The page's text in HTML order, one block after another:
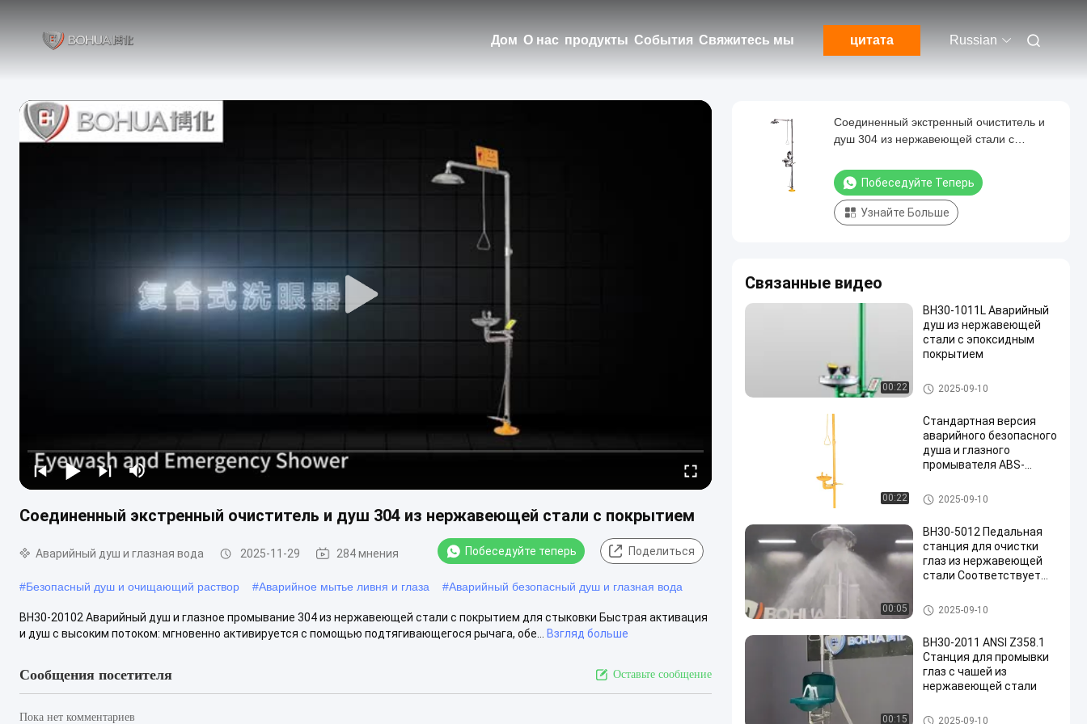
Дом О нас продукты События Свяжитесь мы цитата Russian
Соединенный экстренный очиститель и душ 304 из нержавеющей стали с покрытием
Аварийный душ и глазная вода 2025-11-29 284 мнения Побеседуйте теперь Поделиться
#Безопасный душ и очищающий раствор #Аварийное мытье ливня и глаза #Аварийный безопасный душ и глазная вода
BH30-20102 Аварийный душ и глазное промывание 304 из нержавеющей стали с покрытием для стыковки Быстрая активация
и душ с высоким потоком: мгновенно активируется с помощью подтягивающегося рычага, обе...
Взгляд больше
Сообщения посетителя Оставьте сообщение
Пока нет комментариев
Соединенный экстренный очиститель и
душ 304 из нержавеющей стали с
Побеседуйте Теперь
Узнайте Больше
Связанные видео
00:22
BH30-1011L Аварийный
душ из нержавеющей
стали с эпоксидным
покрытием
Аварийный душ и глазная в
ода
2025-09-10
00:22
Стандартная версия
аварийного безопасного
душа и глазного
промывателя ABS-
мин
Аварийный душ и глазная в
ода
2025-09-10
00:05
BH30-5012 Педальная
станция для очистки
глаз из нержавеющей
стали Соответствует
Аварийный душ и глазная в
ода
2025-09-10
00:15
BH30-2011 ANSI Z358.1
Станция для промывки
глаз с чашей из
нержавеющей стали
Аварийный душ и глазная в
2025-09-10